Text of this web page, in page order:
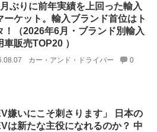
ぶりに前年実績を上回った輸入
ーケット。輸入ブランド首位はト
！（2026年6月・ブランド別輸入
車販売TOP20 ）
カー・アンド・ドライバー 0
嫌いにこそ刺さります」 日本の
は新たな主役になれるのか？ 中